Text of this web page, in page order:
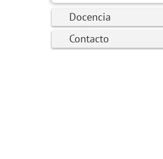
Docencia
Contacto